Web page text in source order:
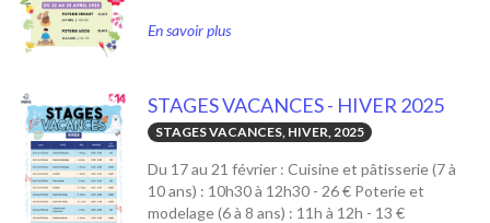
En savoir plus
STAGES VACANCES - HIVER 2025
STAGES VACANCES, HIVER, 2025
Du 17 au 21 février : Cuisine et pâtisserie (7 à
10 ans) : 10h30 à 12h30 - 26 € Poterie et
modelage (6 à 8 ans) : 11h à 12h - 13 €